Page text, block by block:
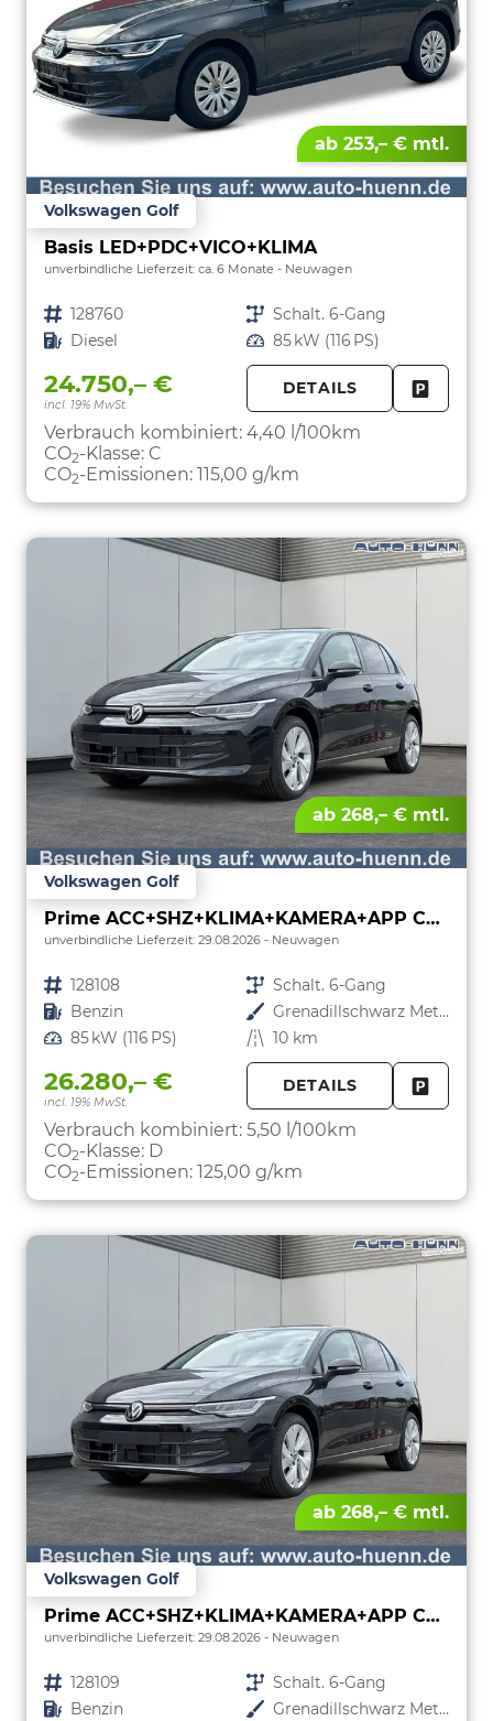
ab 253,– € mtl.
Volkswagen Golf
Basis LED+PDC+VICO+KLIMA
unverbindliche Lieferzeit: ca. 6 Monate Neuwagen
Fahrzeugnr. 128760 Getriebe Schalt. 6-Gang
Kraftstoff Diesel Leistung 85 kW (116 PS)
24.750,– €
incl. 19% MwSt.
DETAILS
Verbrauch kombiniert: 4,40 l/100km
CO2-Klasse: C
CO2-Emissionen: 115,00 g/km
ab 268,– € mtl.
Volkswagen Golf
Prime ACC+SHZ+KLIMA+KAMERA+APP CONNECT+LED+17" ALU
unverbindliche Lieferzeit: 29.08.2026 Neuwagen
Fahrzeugnr. 128108 Getriebe Schalt. 6-Gang
Kraftstoff Benzin Außenfarbe
Grenadillschwarz Metallic
Leistung 85 kW (116 PS) Kilometerstand 10 km
26.280,– €
incl. 19% MwSt.
DETAILS
Verbrauch kombiniert: 5,50 l/100km
CO2-Klasse: D
CO2-Emissionen: 125,00 g/km
ab 268,– € mtl.
Volkswagen Golf
Prime ACC+SHZ+KLIMA+KAMERA+APP CONNECT+LED+17" ALU
unverbindliche Lieferzeit: 29.08.2026 Neuwagen
Fahrzeugnr. 128109 Getriebe Schalt. 6-Gang
Kraftstoff Benzin Außenfarbe
Grenadillschwarz Metallic